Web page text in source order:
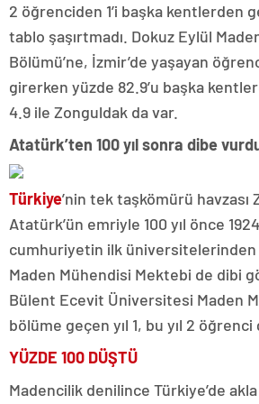
2 öğrenciden 1’i başka kentlerden
tablo şaşırtmadı. Dokuz Eylül
Bölümü’ne, İzmir’de yaşayan
girerken yüzde 82.9’u başka
4.9 ile Zonguldak da var.
Atatürk’ten 100 yıl sonra dibe
Türkiye’nin tek taşkömürü havzası
Atatürk’ün emriyle 100 yıl önce
cumhuriyetin ilk üniversitelerinden
Maden Mühendisi Mektebi de dibi
Bülent Ecevit Üniversitesi Maden
bölüme geçen yıl 1, bu yıl 2 öğrenci
YÜZDE 100 DÜŞTÜ
Madencilik denilince Türkiye’de